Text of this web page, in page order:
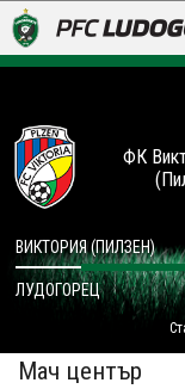
LUDOGORETS TV
НА ТЕРЕНА
СТАДИОН & БАЗИ
КЛУБ
ЗА ФЕНОВЕ
ФК
ВИКТОРИЯ (ПИЛЗЕН)
ЛУДОГОРЕЦ
Мач център